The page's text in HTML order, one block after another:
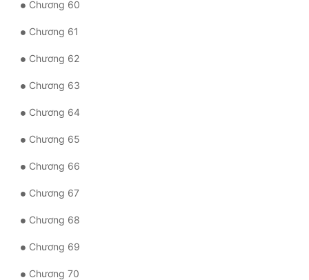
Chương 60
Chương 61
Chương 62
Chương 63
Chương 64
Chương 65
Chương 66
Chương 67
Chương 68
Chương 69
Chương 70